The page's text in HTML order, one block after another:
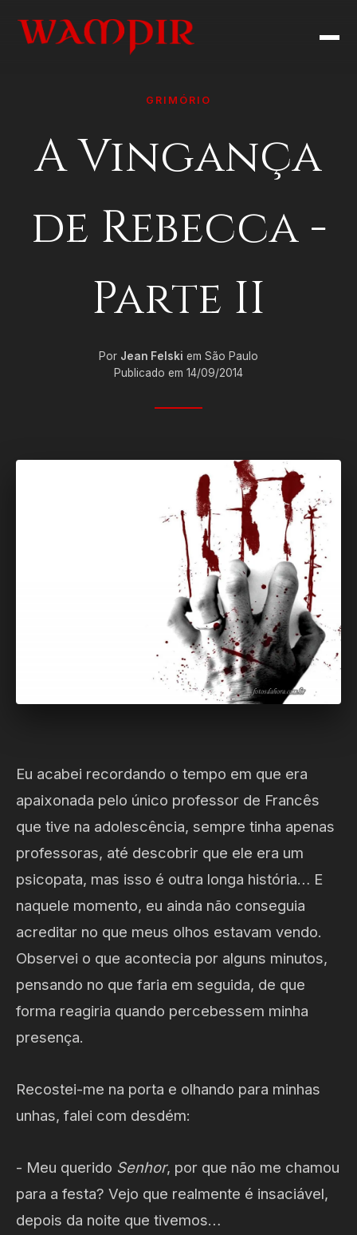
GRIMÓRIO
A Vingança
de Rebecca -
Parte II
Por Jean Felski em São Paulo
Publicado em 14/09/2014
Eu acabei recordando o tempo em que era
apaixonada pelo único professor de Francês
que tive na adolescência, sempre tinha apenas
professoras, até descobrir que ele era um
psicopata, mas isso é outra longa história… E
naquele momento, eu ainda não conseguia
acreditar no que meus olhos estavam vendo.
Observei o que acontecia por alguns minutos,
pensando no que faria em seguida, de que
forma reagiria quando percebessem minha
presença.
Recostei-me na porta e olhando para minhas
unhas, falei com desdém:
- Meu querido Senhor, por que não me chamou
para a festa? Vejo que realmente é insaciável,
depois da noite que tivemos…